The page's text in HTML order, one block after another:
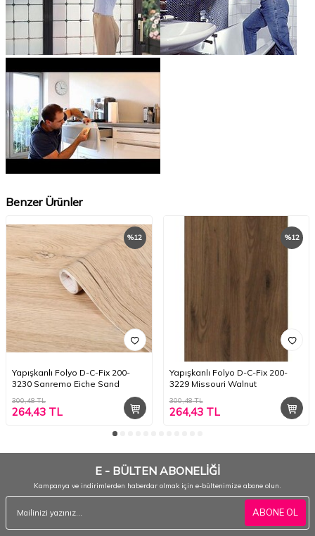
Benzer Ürünler
%12
Yapışkanlı Folyo D-C-Fix 200-
3230 Sanremo Eiche Sand
300,48TL
264,43 TL
%12
Yapışkanlı Folyo D-C-Fix 200-
3229 Missouri Walnut
300,48TL
264,43TL
E - BÜLTEN ABONELİĞİ
Kampanya ve indirimlerden haberdar olmak için e-bültenimize abone olun.
ABONE OL